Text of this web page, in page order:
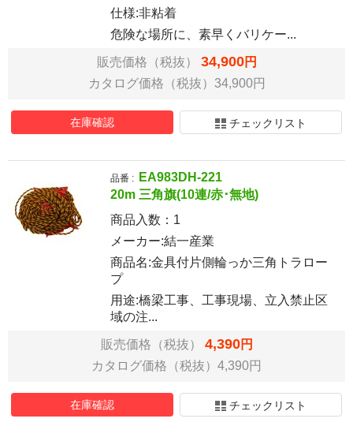
仕様:非粘着
危険な場所に、素早くバリケー...
販売価格（税抜） 34,900円
カタログ価格（税抜）34,900円
在庫確認 チェックリスト
品番 :
EA983DH-221
20m 三角旗(10連/赤･無地)
商品入数： 1
メーカー:結一産業
商品名:金具付片側輪っか三角トラロー
プ
用途:橋梁工事、工事現場、立入禁止区
域の注...
販売価格（税抜） 4,390円
カタログ価格（税抜）4,390円
在庫確認 チェックリスト